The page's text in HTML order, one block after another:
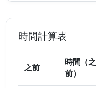
時間計算表
之前
時間（之
前）